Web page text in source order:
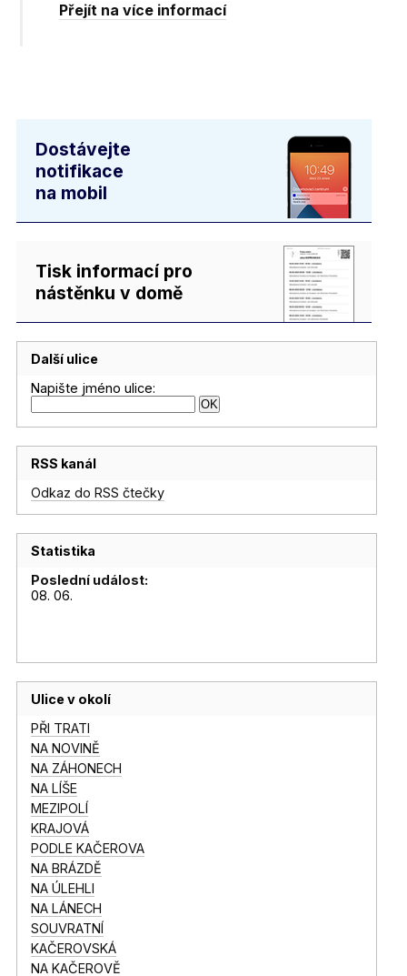
Přejít na více informací
Dostávejte
notifikace
na mobil
Tisk informací pro
nástěnku v domě
Další ulice
Napište jméno ulice:
RSS kanál
Odkaz do RSS čtečky
Statistika
Poslední událost:
08. 06.
Ulice v okolí
PŘI TRATI
NA NOVINĚ
NA ZÁHONECH
NA LÍŠE
MEZIPOLÍ
KRAJOVÁ
PODLE KAČEROVA
NA BRÁZDĚ
NA ÚLEHLI
NA LÁNECH
SOUVRATNÍ
KAČEROVSKÁ
NA KAČEROVĚ